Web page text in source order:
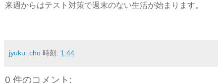
来週からはテスト対策で週末のない生活が始まります。
jyuku..cho 時刻: 1:44
0 件のコメント: